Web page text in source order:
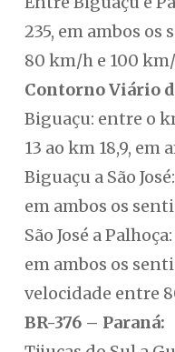
235, em ambos
80 km/h e 100
Contorno Viário
Biguaçu: entre o
13 ao km 18,9, em
Biguaçu a São
em ambos os
São José a
em ambos os
velocidade entre
BR-376 – Paraná: